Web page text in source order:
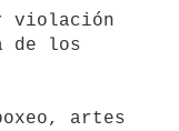
violación
de los
artes